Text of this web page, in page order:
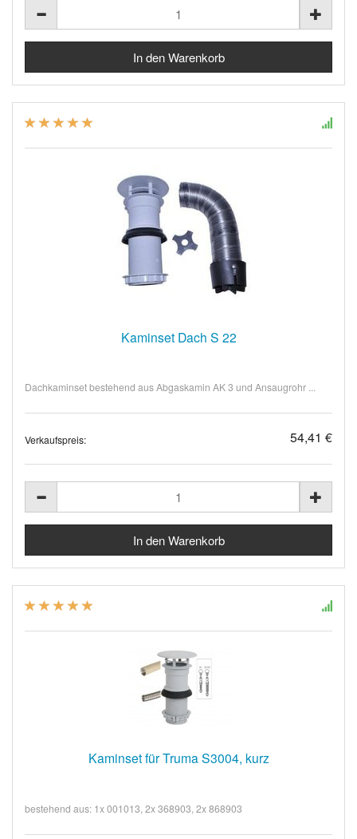
Kaminset Dach S 22
Dachkaminset bestehend aus Abgaskamin AK 3 und Ansaugrohr ...
Verkaufspreis: 54,41 €
Kaminset für Truma S3004, kurz
bestehend aus: 1x 001013, 2x 368903, 2x 868903